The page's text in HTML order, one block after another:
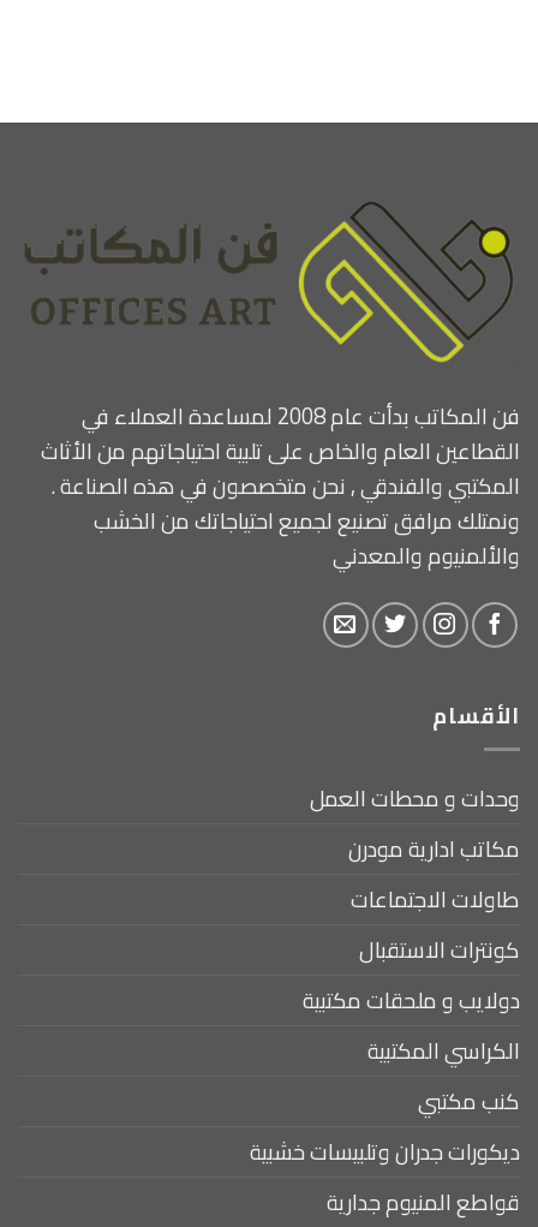
فن المكاتب بدأت عام 2008 لمساعدة العملاء في
القطاعين العام والخاص على تلبية احتياجاتهم من الأثاث
المكتبي والفندقي , نحن متخصصون في هذه الصناعة .
ونمتلك مرافق تصنيع لجميع احتياجاتك من الخشب
والألمنيوم والمعدني
الأقسام
وحدات و محطات العمل
مكاتب ادارية مودرن
طاولات الاجتماعات
كونترات الاستقبال
دولايب و ملحقات مكتبية
الكراسي المكتبية
كنب مكتبي
ديكورات جدران وتلبيسات خشبية
قواطع المنيوم جدارية